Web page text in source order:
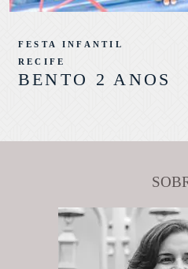
BENTO 2 ANOS
FESTA INFANTIL
RECIFE